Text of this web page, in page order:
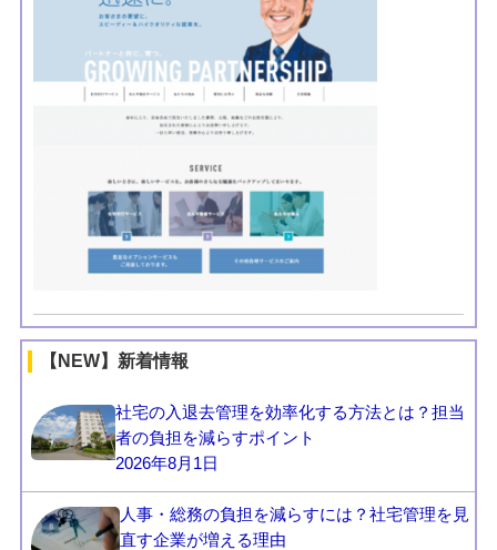
【NEW】新着情報
社宅の入退去管理を効率化する方法とは？担当
者の負担を減らすポイント
2026年8月1日
人事・総務の負担を減らすには？社宅管理を見
直す企業が増える理由